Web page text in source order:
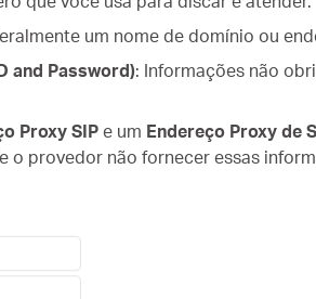
um nome de domínio ou
and Password): Informações não
Proxy SIPe um Endereço Proxy de
o provedor não fornecer essas